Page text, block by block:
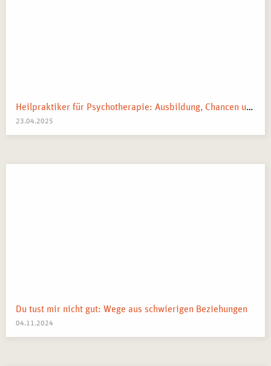
Heilpraktiker für Psychotherapie: Ausbildung, Chancen und dein Weg zum Traumberuf
23.04.2025
Du tust mir nicht gut: Wege aus schwierigen Beziehungen
04.11.2024